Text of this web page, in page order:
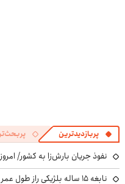
پربازدیدترین
نفوذ جریان بارش‌زا به کشور/
نابغه ۱۵ ساله بلژیکی راز طول عمر و توقف پیری انسان را کشف می‌کند؟